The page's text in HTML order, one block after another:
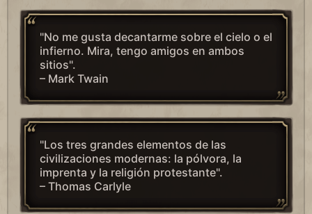
"No me gusta decantarme sobre el cielo o el
infierno. Mira, tengo amigos en ambos
sitios".
– Mark Twain
"Los tres grandes elementos de las
civilizaciones modernas: la pólvora, la
imprenta y la religión protestante".
– Thomas Carlyle